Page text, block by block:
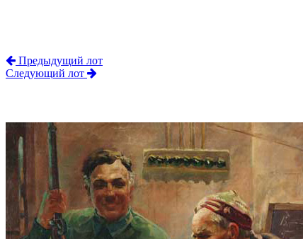
Предыдущий лот
Следующий лот